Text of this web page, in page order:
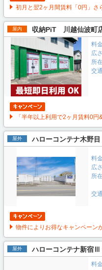
初月と翌2ヶ月間賃料「0円」さ
屋内 収納PiT 川越仙波町
料
広さ
所
交通
「半年以上利用で2ヶ月賃料0円
屋外 ハローコンテナ木野
料
広さ
所
交通
物件によりお得なキャンペーン
屋外 ハローコンテナ新宿Ⅲ
料